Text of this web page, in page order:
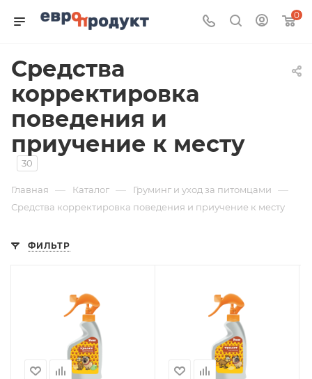
0
Средства
корректировка
поведения и
приучение к месту
30
Главная — Каталог — Груминг и уход за питомцами —
Средства корректировка поведения и приучение к месту
ФИЛЬТР